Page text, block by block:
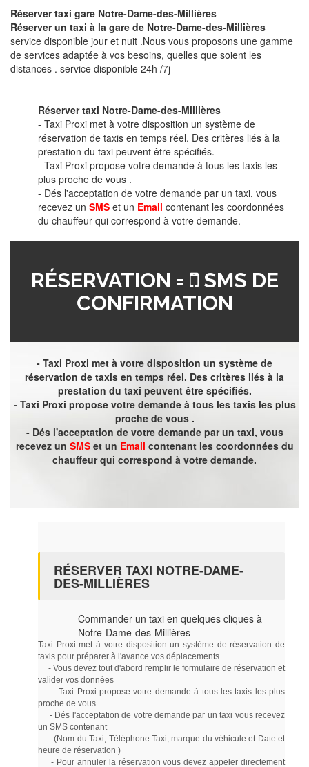
Réserver taxi gare Notre-Dame-des-Millières
Réserver un taxi à la gare de Notre-Dame-des-Millières
service disponible jour et nuit .Nous vous proposons une gamme
de services adaptée à vos besoins, quelles que soient les
distances . service disponible 24h /7j
Réserver taxi Notre-Dame-des-Millières
- Taxi Proxi met à votre disposition un système de
réservation de taxis en temps réel. Des critères liés à la
prestation du taxi peuvent être spécifiés.
- Taxi Proxi propose votre demande à tous les taxis les
plus proche de vous .
- Dés l'acceptation de votre demande par un taxi, vous
recevez un SMS et un Email contenant les coordonnées
du chauffeur qui correspond à votre demande.
RÉSERVATION =
SMS DE
CONFIRMATION
- Taxi Proxi met à votre disposition un système de
réservation de taxis en temps réel. Des critères liés à la
prestation du taxi peuvent être spécifiés.
- Taxi Proxi propose votre demande à tous les taxis les plus
proche de vous .
- Dés l'acceptation de votre demande par un taxi, vous
recevez un SMSet un Email contenant les coordonnées du
chauffeur qui correspond à votre demande.
RÉSERVER TAXI NOTRE-DAME-
DES-MILLIÈRES
Commander un taxi en quelques cliques à
Notre-Dame-des-Millières
Taxi Proxi met à votre disposition un système de réservation de
taxis pour préparer à l'avance vos déplacements.
- Vous devez tout d'abord remplir le formulaire de réservation et
valider vos données
- Taxi Proxi propose votre demande à tous les taxis les plus
proche de vous
- Dés l'acceptation de votre demande par un taxi vous recevez
un SMS contenant
(Nom du Taxi, Téléphone Taxi, marque du véhicule et Date et
heure de réservation )
- Pour annuler la réservation vous devez appeler directement